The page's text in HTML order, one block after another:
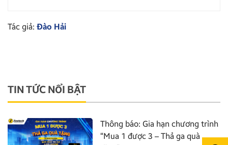
Tác giả: Đào Hải
TIN TỨC NỔI BẬT
Thông báo: Gia hạn chương trình
“Mua 1 được 3 – Thả ga quà